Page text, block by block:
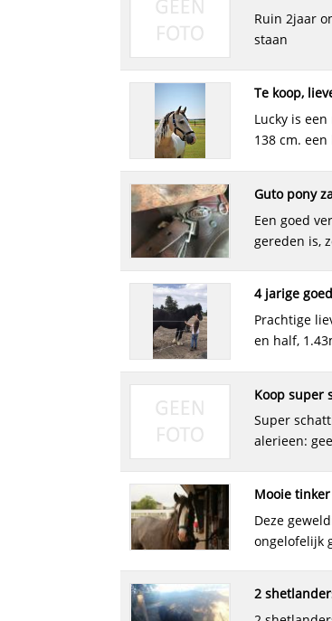
ruin 2jaar onbeleerd kent hoefsmid lief en sociaal kan in groep
staan
te koop,
lucky is een mooie lieve pony van 10 jaar, met stokmaat van
138 cm.
guto pony
een goed verzorgd en onderhouden ponyzadel waarmee 6 jaar
gereden is,
4 jarige
prachtige lieve tinkermerrie met volle manen en sokken, 4 jaar
en half,
koop
super schattig pony en knufelbaar goed voor beginners
alerieen:
mooie
deze geweldig mooie tinker heeft een zeldzame kleur! hij kan
ongelofelijk
2